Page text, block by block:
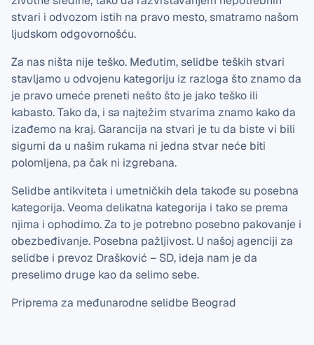
stvari i odvozom istih na pravo mesto, smatramo našom
ljudskom odgovornošću.
Za nas ništa nije teško. Međutim, selidbe teških stvari
stavljamo u odvojenu kategoriju iz razloga što znamo da
je pravo umeće preneti nešto što je jako teško ili
kabasto. Tako da, i sa najtežim stvarima znamo kako da
izađemo na kraj. Garancija na stvari je tu da biste vi bili
sigurni da u našim rukama ni jedna stvar neće biti
polomljena, pa čak ni izgrebana.
Selidbe antikviteta i umetničkih dela takođe su posebna
kategorija. Veoma delikatna kategorija i tako se prema
njima i ophodimo. Za to je potrebno posebno pakovanje i
obezbeđivanje. Posebna pažljivost. U našoj agenciji za
selidbe i prevoz Drašković – SD, ideja nam je da
preselimo druge kao da selimo sebe.
Priprema za međunarodne selidbe Beograd